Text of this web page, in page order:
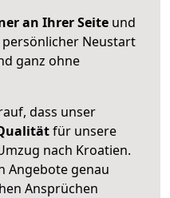
an Ihrer Seite und
persönlicher Neustart
ganz ohne
dass unser
für unsere
nach Kroatien.
Angebote genau
Ansprüchen